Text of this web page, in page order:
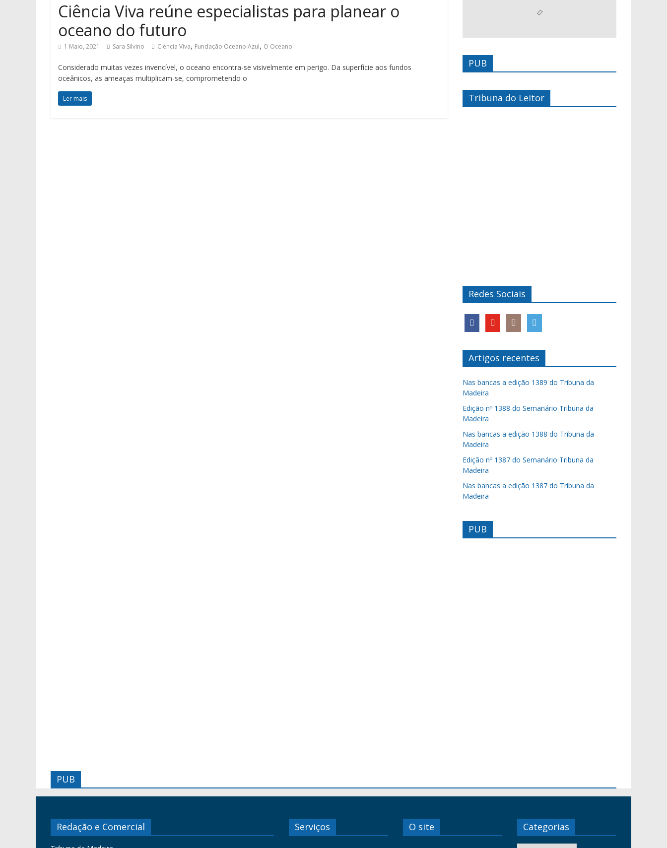
Ciência Viva reúne especialistas para planear o
oceano do futuro
1 Maio, 2021 Sara Silvino Ciência Viva, Fundação Oceano Azul, O Oceano
Considerado muitas vezes invencível, o oceano encontra-se visivelmente em perigo. Da superfície aos fundos
oceânicos, as ameaças multiplicam-se, comprometendo o
Ler mais
PUB
Tribuna do Leitor
Redes Sociais
Artigos recentes
Nas bancas a edição 1389 do Tribuna da
Madeira
Edição nº 1388 do Semanário Tribuna da
Madeira
Nas bancas a edição 1388 do Tribuna da
Madeira
Edição nº 1387 do Semanário Tribuna da
Madeira
Nas bancas a edição 1387 do Tribuna da
Madeira
PUB
PUB
Redação e Comercial Serviços O site Categorias